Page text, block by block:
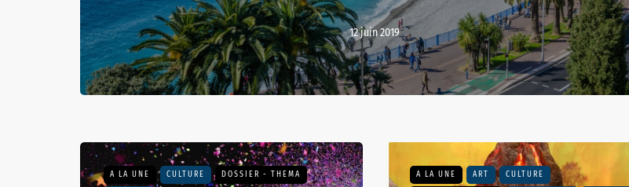
12 juin 2019
A LA UNE CULTURE DOSSIER - THEMA A LA UNE ART CULTURE